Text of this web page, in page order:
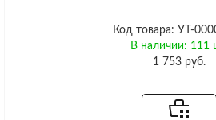
Код товара: УТ-
В наличии: 111
1 753 руб.